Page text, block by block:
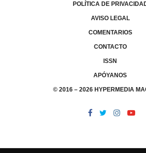
POLÍTICA DE
AVISO LEGAL
COMENTARIOS
CONTACTO
ISSN
APÓYANOS
© 2016 – 2026 HYPERMEDIA